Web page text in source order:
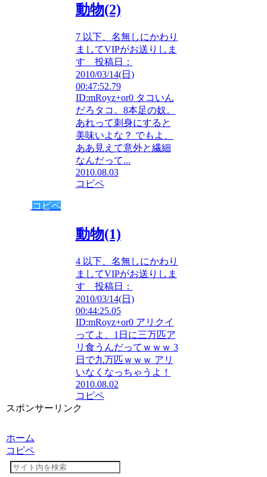
動物(2)
7 以下、名無しにかわり
ましてVIPがお送りしま
す 投稿日：
2010/03/14(日)
00:47:52.79
ID:mRoyz+or0 タコいん
だろタコ。8本足の奴。
あれって刺身にすると
美味いよな？ でもよ、
ああ見えて意外と繊細
なんだって...
2010.08.03
コピペ
コピペ
動物(1)
4 以下、名無しにかわり
ましてVIPがお送りしま
す 投稿日：
2010/03/14(日)
00:44:25.05
ID:mRoyz+or0 アリクイ
ってよ、1日に三万匹ア
リ食うんだってｗｗｗ 3
日で九万匹ｗｗｗ アリ
いなくなっちゃうよ！
2010.08.02
コピペ
スポンサーリンク
ホーム
コピペ